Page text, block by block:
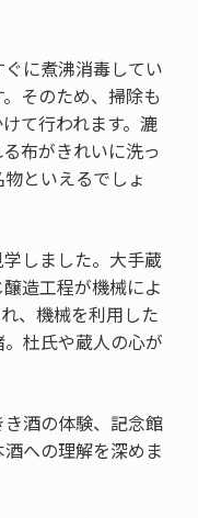
に煮沸消毒してい
そのため、掃除も
て行われます。漉
布がきれいに洗っ
といえるでしょ
しました。大手蔵
造工程が機械によ
、機械を利用した
杜氏や蔵人の心が
酒の体験、記念館
への理解を深めま